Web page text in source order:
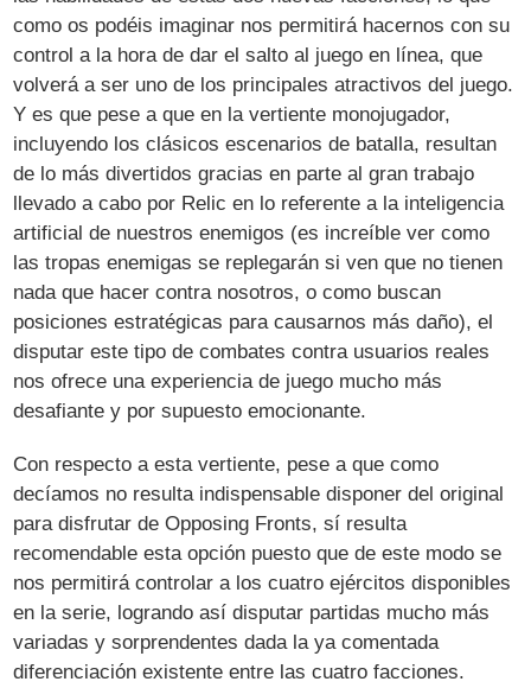
como os podéis imaginar nos permitirá hacernos con su
control a la hora de dar el salto al juego en línea, que
volverá a ser uno de los principales atractivos del juego.
Y es que pese a que en la vertiente monojugador,
incluyendo los clásicos escenarios de batalla, resultan
de lo más divertidos gracias en parte al gran trabajo
llevado a cabo por Relic en lo referente a la inteligencia
artificial de nuestros enemigos (es increíble ver como
las tropas enemigas se replegarán si ven que no tienen
nada que hacer contra nosotros, o como buscan
posiciones estratégicas para causarnos más daño), el
disputar este tipo de combates contra usuarios reales
nos ofrece una experiencia de juego mucho más
desafiante y por supuesto emocionante.
Con respecto a esta vertiente, pese a que como
decíamos no resulta indispensable disponer del original
para disfrutar de Opposing Fronts, sí resulta
recomendable esta opción puesto que de este modo se
nos permitirá controlar a los cuatro ejércitos disponibles
en la serie, logrando así disputar partidas mucho más
variadas y sorprendentes dada la ya comentada
diferenciación existente entre las cuatro facciones.